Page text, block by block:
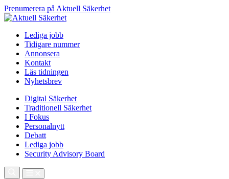
Prenumerera på Aktuell Säkerhet
Lediga jobb
Tidigare nummer
Annonsera
Kontakt
Läs tidningen
Nyhetsbrev
Digital Säkerhet
Traditionell Säkerhet
I Fokus
Personalnytt
Debatt
Lediga jobb
Security Advisory Board